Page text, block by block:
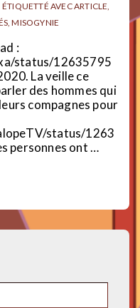
ÉTIQUETTÉ AVECARTICLE,
,MISOGYNIE
:
status/12635795
La veille ce
des hommes qui
compagnes pour
status/1263
personnes ont …